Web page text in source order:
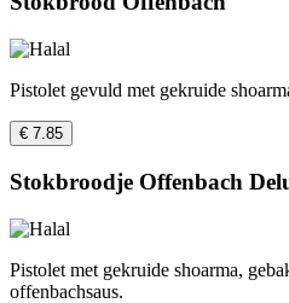
Pistolet gevuld met gekruide
€ 7.85
Stokbroodje Offenbach
Pistolet met gekruide shoarma,
offenbachsaus.